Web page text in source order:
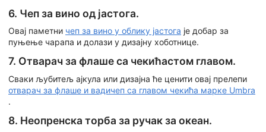
6. Чеп за вино од јастога.
Овај паметни чеп за вино у облику јастога је добар за
пуњење чарапа и долази у дизајну хоботнице.
7. Отварач за флаше са чекићастом главом.
Сваки љубитељ ајкула или дизајна ће ценити овај прелепи
отварач за флаше и вадичеп са главом чекића марке Umbra
.
8. Неопренска торба за ручак за океан.